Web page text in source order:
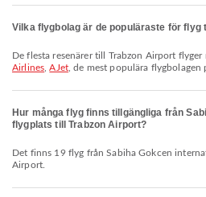
Vilka flygbolag är de populäraste för flyg
De flesta resenärer till Trabzon Airport
Airlines ,AJet, de mest populära flygbolagen
Hur många flyg finns tillgängliga från
flygplats till Trabzon Airport?
Det finns 19 flyg från Sabiha Gokcen internationella flygplats till Trabzon
Airport.